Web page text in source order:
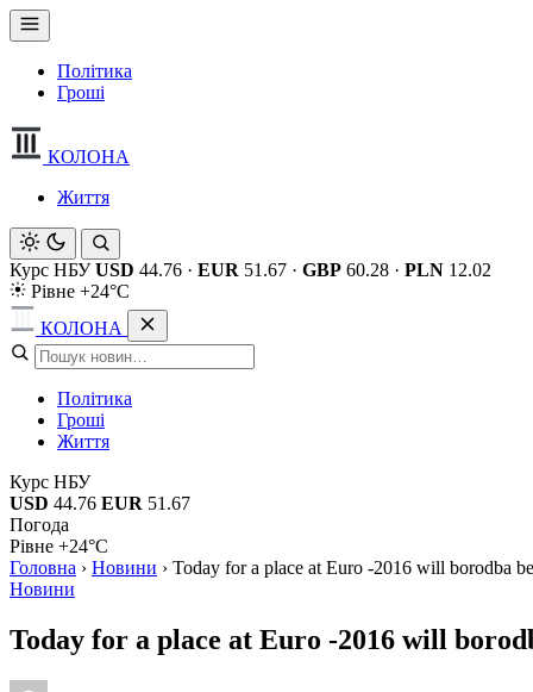
Політика
Гроші
КОЛОНА
Життя
Курс НБУ USD 44.76 · EUR 51.67 · GBP 60.28 · PLN 12.02
Рівне +24°C
КОЛОНА
Політика
Гроші
Життя
Курс НБУ
USD 44.76 EUR 51.67
Погода
Рівне +24°C
Головна › Новини › Today for a place at Euro -2016 will borodba
Новини
Today for a place at Euro -2016 will